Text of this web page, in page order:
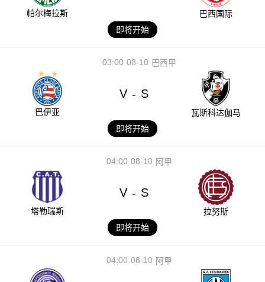
帕尔梅拉斯
巴西国际
即将开始
08-10
03:00 巴西甲
巴伊亚
V - S
瓦斯科达伽马
即将开始
08-10
04:00 阿甲
塔勒瑞斯
V - S
拉努斯
即将开始
08-10
04:00 阿甲